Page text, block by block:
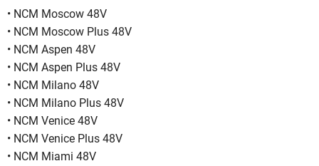
• NCM Moscow 48V
• NCM Moscow Plus 48V
• NCM Aspen 48V
• NCM Aspen Plus 48V
• NCM Milano 48V
• NCM Milano Plus 48V
• NCM Venice 48V
• NCM Venice Plus 48V
• NCM Miami 48V